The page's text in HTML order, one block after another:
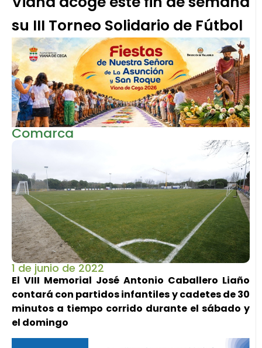
su III Torneo Solidario de Fútbol
Comarca
1 de junio de 2022
El VIII Memorial José Antonio Caballero Liaño
contará con partidos infantiles y cadetes de 30
minutos a tiempo corrido durante el sábado y
el domingo